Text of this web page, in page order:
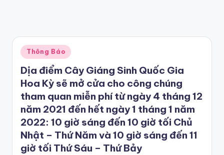
Posted
in
Thông Báo
Dịa điểm Cây Giáng Sinh Quốc Gia
Hoa Kỳ sẽ mở cửa cho công chúng
tham quan miễn phí từ ngày 4 tháng 12
năm 2021 đến hết ngày 1 tháng 1 năm
2022: 10 giờ sáng đến 10 giờ tối Chủ
Nhật – Thứ Năm và 10 giờ sáng đến 11
giờ tối Thứ Sáu – Thứ Bảy